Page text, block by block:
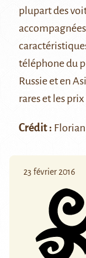
plupart des
téléphone du
Russie et en
rares et les
Crédit :
23 février 2016